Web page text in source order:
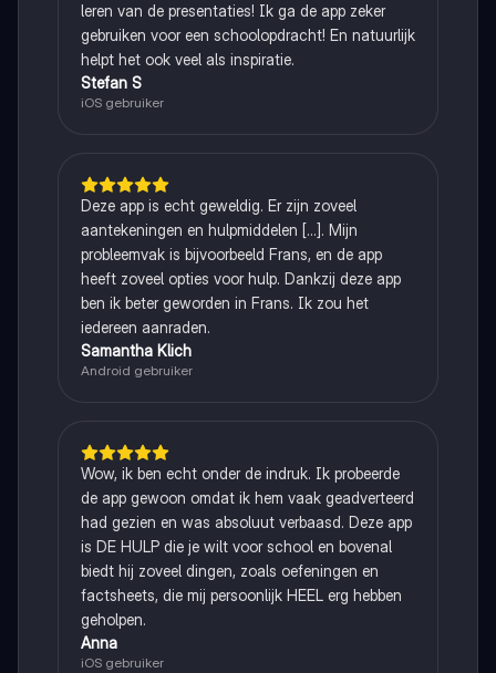
leren van de presentaties! Ik ga de app zeker
gebruiken voor een schoolopdracht! En natuurlijk
helpt het ook veel als inspiratie.
Stefan S
iOS gebruiker
Deze app is echt geweldig. Er zijn zoveel
aantekeningen en hulpmiddelen [...]. Mijn
probleemvak is bijvoorbeeld Frans, en de app
heeft zoveel opties voor hulp. Dankzij deze app
ben ik beter geworden in Frans. Ik zou het
iedereen aanraden.
Samantha Klich
Android gebruiker
Wow, ik ben echt onder de indruk. Ik probeerde
de app gewoon omdat ik hem vaak geadverteerd
had gezien en was absoluut verbaasd. Deze app
is DE HULP die je wilt voor school en bovenal
biedt hij zoveel dingen, zoals oefeningen en
factsheets, die mij persoonlijk HEEL erg hebben
geholpen.
Anna
iOS gebruiker